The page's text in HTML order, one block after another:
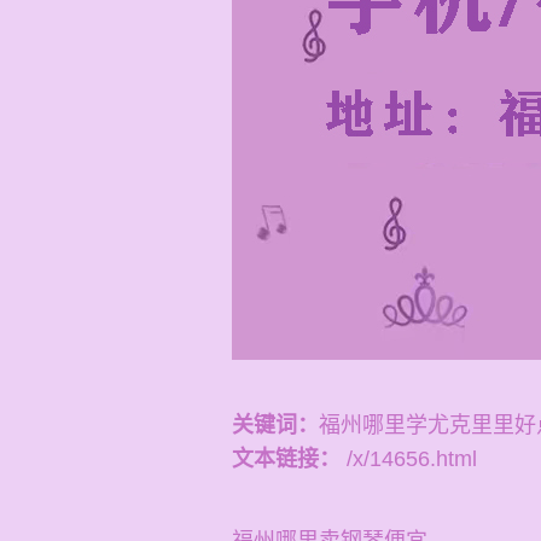
关键词： 福州哪里学尤克里里好
文本链接：
/x/14656.html